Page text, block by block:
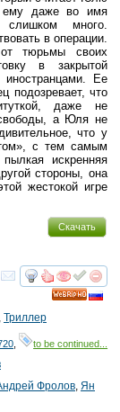
ему даже во имя
много.
в операции.
тюрьмы своих
в закрытой
иностранцами. Ее
подозревает, что
даже не
а Юля не
что у
с тем самым
искренняя
стороны, она
жестокой игре
Скачать
смотреть
, Триллер
to be continued...
Фролов, Ян